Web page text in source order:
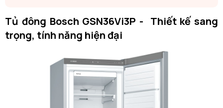
Tủ đông Bosch GSN36Vi3P - Thiết kế sang
trọng, tính năng hiện đại